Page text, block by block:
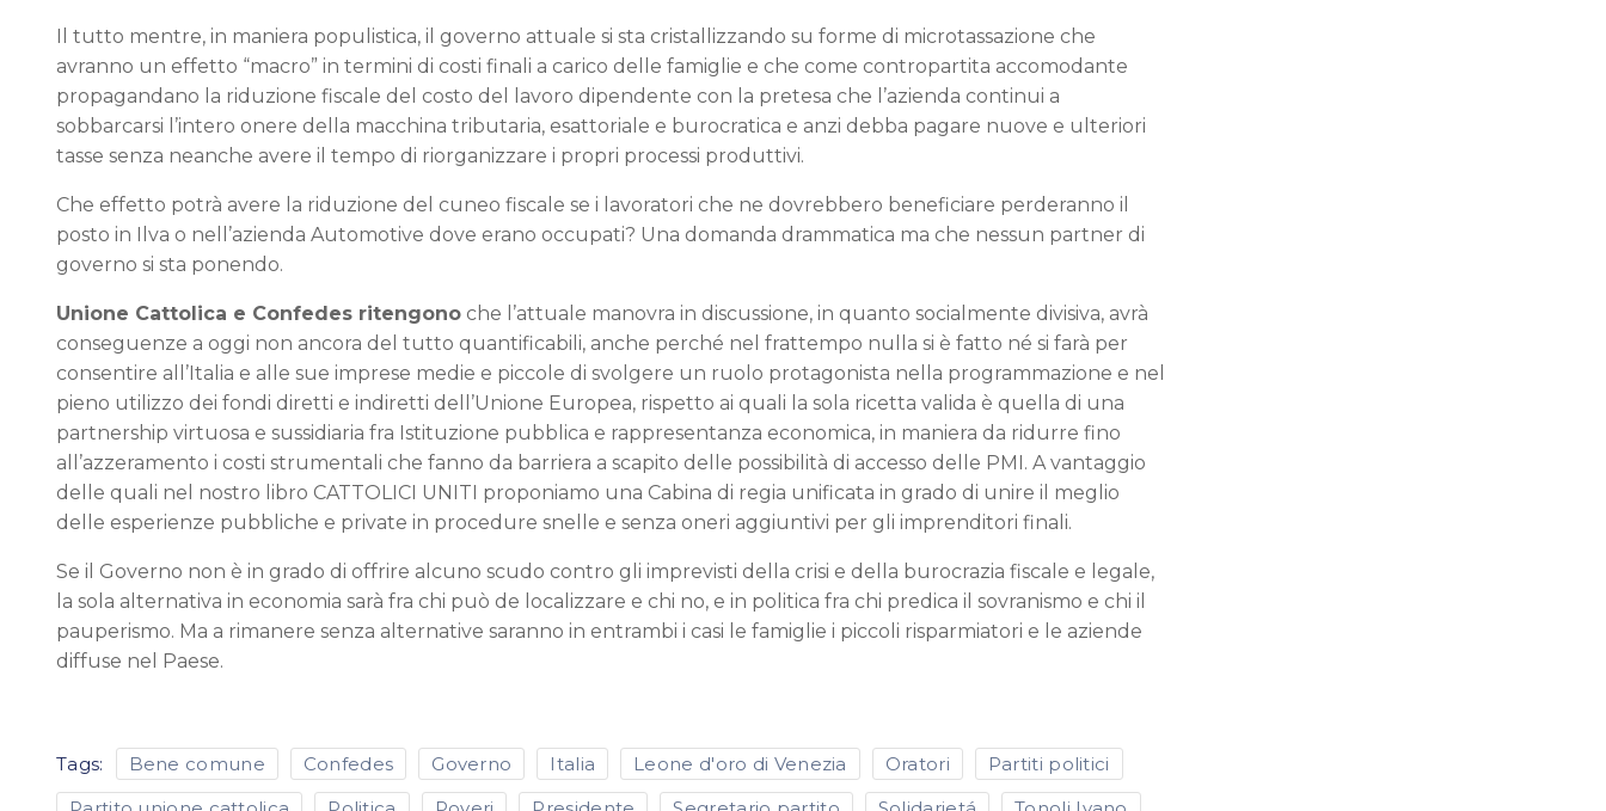
Il tutto mentre, in maniera populistica, il governo attuale si sta cristallizzando su forme di microtassazione che
avranno un effetto “macro” in termini di costi finali a carico delle famiglie e che come contropartita accomodante
propagandano la riduzione fiscale del costo del lavoro dipendente con la pretesa che l’azienda continui a
sobbarcarsi l’intero onere della macchina tributaria, esattoriale e burocratica e anzi debba pagare nuove e ulteriori
tasse senza neanche avere il tempo di riorganizzare i propri processi produttivi.
Che effetto potrà avere la riduzione del cuneo fiscale se i lavoratori che ne dovrebbero beneficiare perderanno il
posto in Ilva o nell’azienda Automotive dove erano occupati? Una domanda drammatica ma che nessun partner di
governo si sta ponendo.
Unione Cattolica e Confedes ritengono che l’attuale manovra in discussione, in quanto socialmente divisiva, avrà
conseguenze a oggi non ancora del tutto quantificabili, anche perché nel frattempo nulla si è fatto né si farà per
consentire all’Italia e alle sue imprese medie e piccole di svolgere un ruolo protagonista nella programmazione e nel
pieno utilizzo dei fondi diretti e indiretti dell’Unione Europea, rispetto ai quali la sola ricetta valida è quella di una
partnership virtuosa e sussidiaria fra Istituzione pubblica e rappresentanza economica, in maniera da ridurre fino
all’azzeramento i costi strumentali che fanno da barriera a scapito delle possibilità di accesso delle PMI. A vantaggio
delle quali nel nostro libro CATTOLICI UNITI proponiamo una Cabina di regia unificata in grado di unire il meglio
delle esperienze pubbliche e private in procedure snelle e senza oneri aggiuntivi per gli imprenditori finali.
Se il Governo non è in grado di offrire alcuno scudo contro gli imprevisti della crisi e della burocrazia fiscale e legale,
la sola alternativa in economia sarà fra chi può de localizzare e chi no, e in politica fra chi predica il sovranismo e chi il
pauperismo. Ma a rimanere senza alternative saranno in entrambi i casi le famiglie i piccoli risparmiatori e le aziende
diffuse nel Paese.
Tags: Bene comune Confedes Governo Italia Leone d'oro di Venezia Oratori
Partiti politici